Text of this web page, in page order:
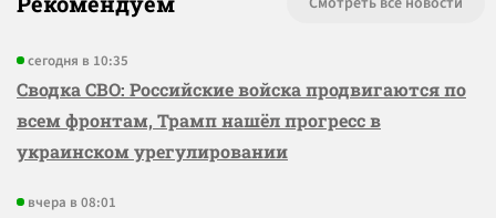
сегодня в 10:35
Сводка СВО: Российские войска продвигаются по
всем фронтам, Трамп нашёл прогресс в
украинском урегулировании
вчера в 08:01